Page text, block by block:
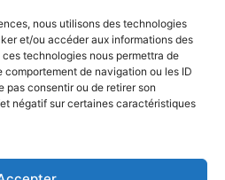
nous utilisons des technologies
et/ou accéder aux informations des
technologies nous permettra de
de navigation ou les ID
pas consentir ou de retirer son
négatif sur certaines caractéristiques
Entrepreneur Afrique
Auto-Moto